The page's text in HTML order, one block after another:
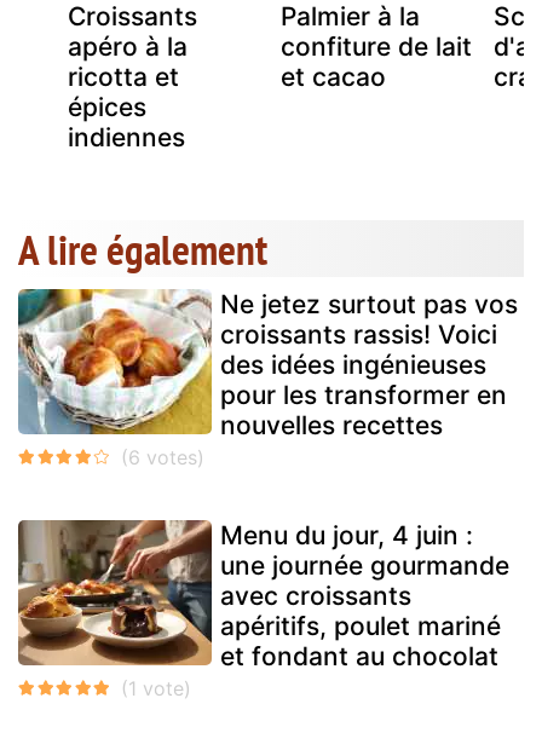
Croissants
apéro à la
ricotta et
épices
indiennes
Palmier à la
confiture de lait
et cacao
A lire également
Ne jetez surtout pas vos
croissants rassis! Voici
des idées ingénieuses
pour les transformer en
nouvelles recettes
Menu du jour, 4 juin :
une journée gourmande
avec croissants
apéritifs, poulet mariné
et fondant au chocolat